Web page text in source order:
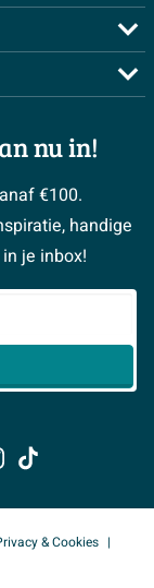
nu in!
€100.
handige
je inbox!
& Cookies